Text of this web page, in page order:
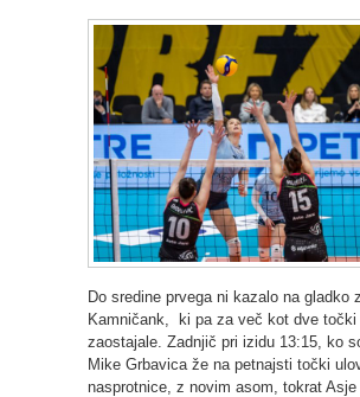
Do sredine prvega ni kazalo na gladko
Kamničank, ki pa za več kot dve točki
zaostajale. Zadnjič pri izidu 13:15, ko
Mike Grbavica že na petnajsti točki
nasprotnice, z novim asom, tokrat